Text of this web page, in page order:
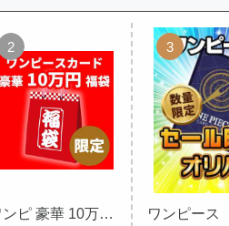
2
ワンピ 豪華 10万円 福袋 限定
3